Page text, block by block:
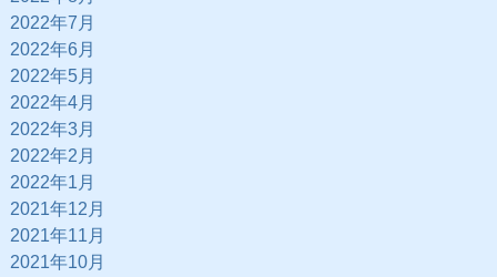
2022年7月
2022年6月
2022年5月
2022年4月
2022年3月
2022年2月
2022年1月
2021年12月
2021年11月
2021年10月